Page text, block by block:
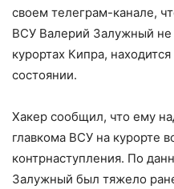
своем телеграм-канале,
ВСУ Валерий Залужный не
курортах Кипра,
состоянии.
Хакер сообщил, что ему
главкома ВСУ на курорте
контрнаступления. По
Залужный был тяжело